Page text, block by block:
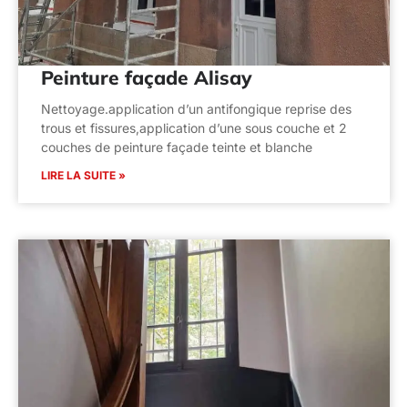
Peinture façade Alisay
Nettoyage.application d’un antifongique reprise des
trous et fissures,application d’une sous couche et 2
couches de peinture façade teinte et blanche
LIRE LA SUITE »